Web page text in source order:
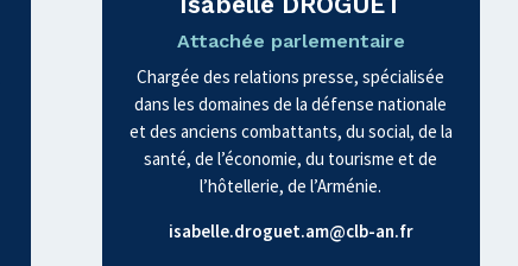
Attachée parlementaire
Chargée des relations presse, spécialisée
dans les domaines de la défense nationale
et des anciens combattants, du social, de la
santé, de l’économie, du tourisme et de
l’hôtellerie, de l’Arménie.
isabelle.droguet.am@clb-an.fr